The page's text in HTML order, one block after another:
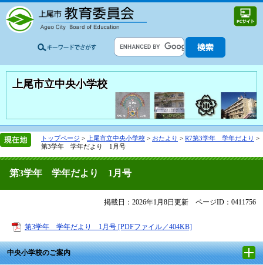
上尾市立中央小学校
トップページ > 上尾市立中央小学校 > おたより > R7第3学年 学年だより >
第3学年 学年だより 1月号
第3学年 学年だより 1月号
掲載日：2026年1月8日更新 ページID：0411756
第3学年 学年だより 1月号 [PDFファイル／404KB]
中央小学校のご案内